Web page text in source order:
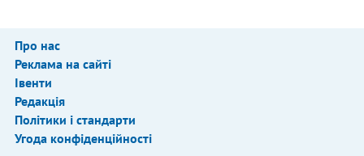
Про нас
Реклама на сайті
Івенти
Редакція
Політики і стандарти
Угода конфіденційності